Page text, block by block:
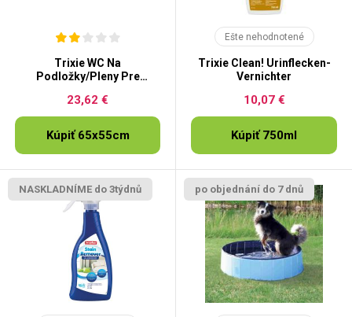
Trixie WC Na
Podložky/Pleny Pre
23,62 €
Kúpiť 65x55cm
Ešte nehodnotené
Trixie Clean! Urinflecken-
Vernichter
10,07 €
Kúpiť 750ml
NASKLADNÍME do 3týdnů po objednání do 7 dnů